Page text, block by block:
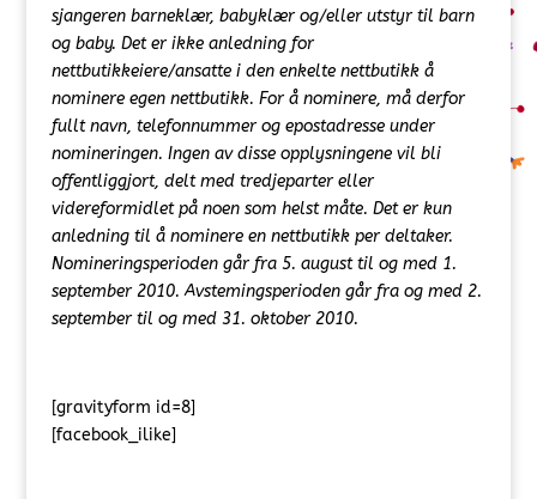
sjangeren barneklær, babyklær og/eller utstyr til barn
og baby. Det er ikke anledning for
nettbutikkeiere/ansatte i den enkelte nettbutikk å
nominere egen nettbutikk. For å nominere, må derfor
fullt navn, telefonnummer og epostadresse under
nomineringen. Ingen av disse opplysningene vil bli
offentliggjort, delt med tredjeparter eller
videreformidlet på noen som helst måte. Det er kun
anledning til å nominere en nettbutikk per deltaker.
Nomineringsperioden går fra 5. august til og med 1.
september 2010. Avstemingsperioden går fra og med 2.
september til og med 31. oktober 2010.
[gravityform id=8]
[facebook_ilike]